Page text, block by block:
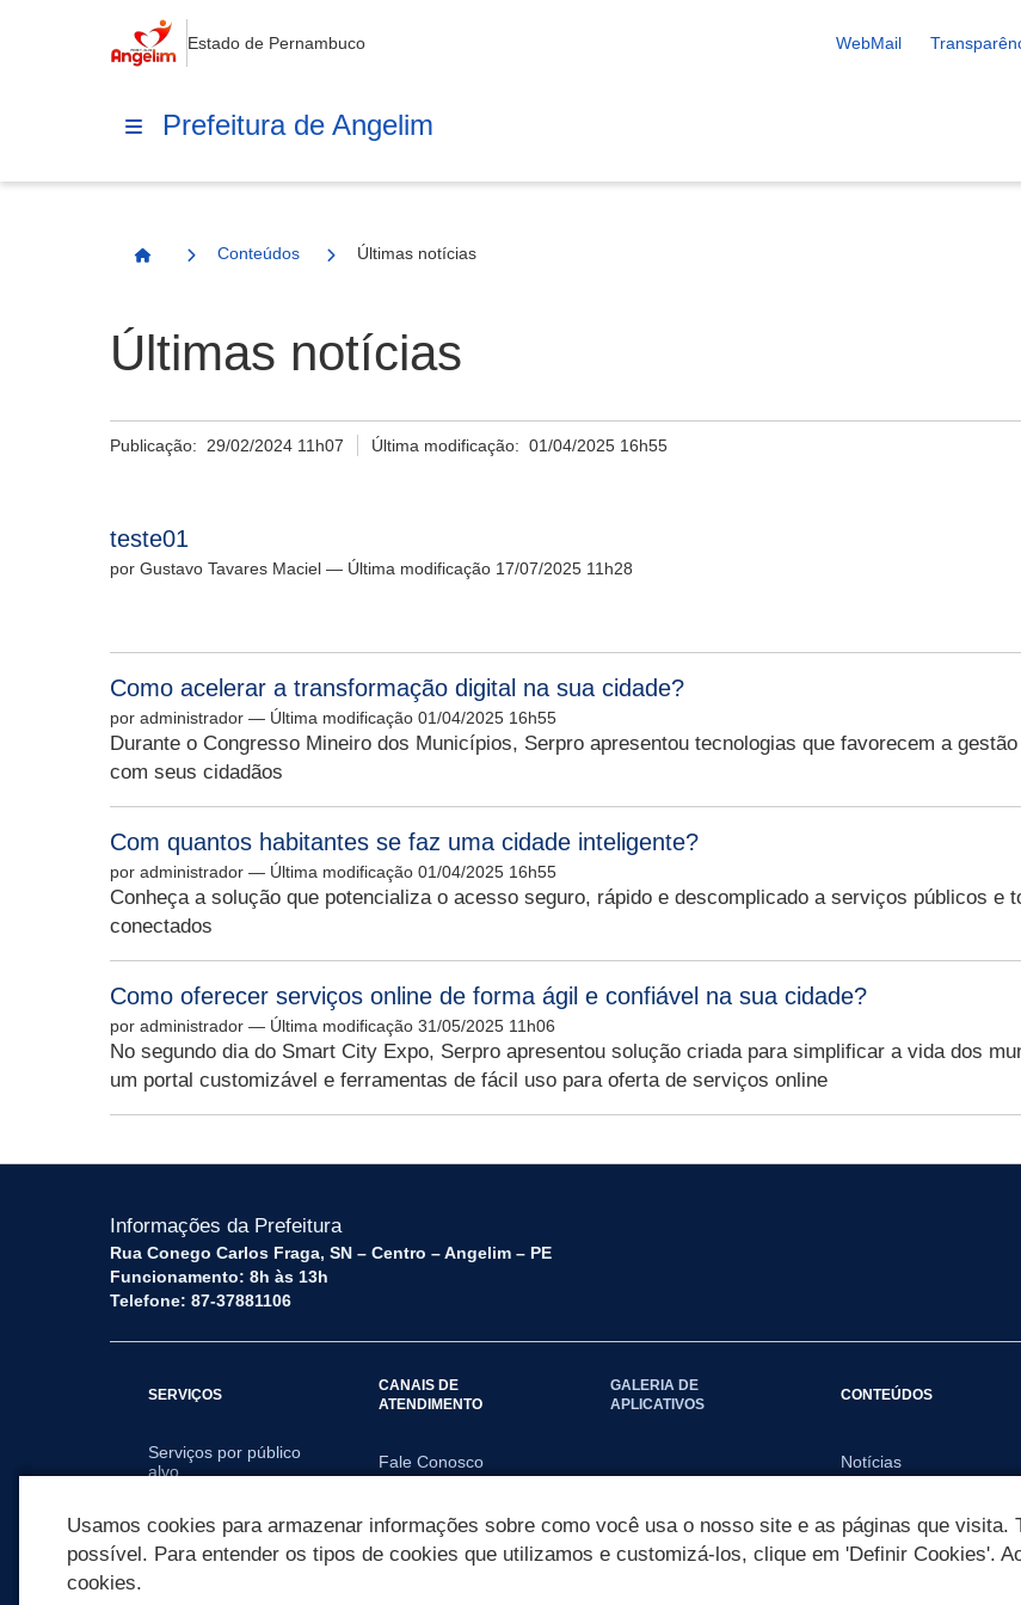
Estado de Pernambuco WebMail
Prefeitura de Angelim
Página Inicial
Conteúdos Últimas notícias
Últimas notícias
Publicação: 29/02/2024 11h07 Última modificação:01/04/2025 16h55
teste01
por Gustavo Tavares Maciel — Última modificação 17/07/2025 11h28
Como acelerar a transformação digital na sua cidade?
por administrador — Última modificação 01/04/2025 16h55
Durante o Congresso Mineiro dos Municípios, Serpro apresentou tecnologias que favorecem a
com seus cidadãos
Com quantos habitantes se faz uma cidade inteligente?
por administrador — Última modificação 01/04/2025 16h55
Conheça a solução que potencializa o acesso seguro, rápido e descomplicado a serviços públicos e
conectados
Como oferecer serviços online de forma ágil e confiável na sua cidade?
por administrador — Última modificação 31/05/2025 11h06
No segundo dia do Smart City Expo, Serpro apresentou solução criada para simplificar a vida dos
um portal customizável e ferramentas de fácil uso para oferta de serviços online
Informações da Prefeitura
Rua Conego Carlos Fraga, SN – Centro – Angelim – PE
Funcionamento: 8h às 13h
Telefone: 87-37881106
SERVIÇOS
Serviços por público
alvo
CANAIS DE
ATENDIMENTO
Fale Conosco
GALERIA DE
APLICATIVOS
CONTEÚDOS
Notícias
Usamos cookies para armazenar informações sobre como você usa o nosso site e as páginas que visita.
possível. Para entender os tipos de cookies que utilizamos e customizá-los, clique em 'Definir Cookies'.
cookies.